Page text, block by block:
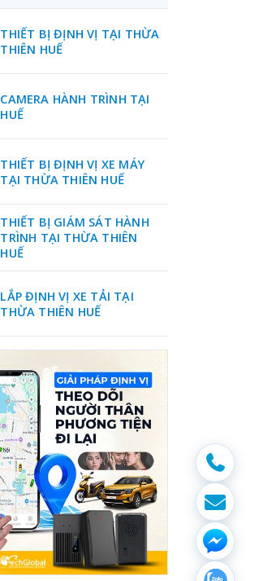
THIẾT BỊ ĐỊNH VỊ TẠI THỪA
THIÊN HUẾ
CAMERA HÀNH TRÌNH TẠI
HUẾ
THIẾT BỊ ĐỊNH VỊ XE MÁY
TẠI THỪA THIÊN HUẾ
THIẾT BỊ GIÁM SÁT HÀNH
TRÌNH TẠI THỪA THIÊN
HUẾ
LẮP ĐỊNH VỊ XE TẢI TẠI
THỪA THIÊN HUẾ